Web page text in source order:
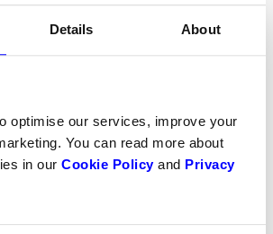
Details About
optimise our services, improve your
You can read more about
in our Cookie Policyand Privacy
for (og korriger summen på
om du ikke vil belaste
hele varelinjen).
å trykke påTrekk **** kr
ordren i nettbutikken slik at